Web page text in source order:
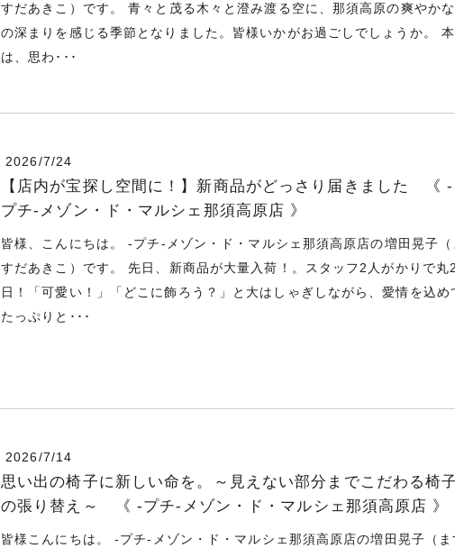
すだあきこ）です。 青々と茂る木々と澄み渡る空に、那須高原の爽やか
の深まりを感じる季節となりました。皆様いかがお過ごしでしょうか。
は、思わ･･･
2026/7/24
【店内が宝探し空間に！】新商品がどっさり届きました 《 -
プチ-メゾン・ド・マルシェ那須高原店 》
皆様、こんにちは。 -プチ-メゾン・ド・マルシェ那須高原店の増田晃子（
すだあきこ）です。 先日、新商品が大量入荷！。スタッフ2人がかりで丸
日！「可愛い！」「どこに飾ろう？」と大はしゃぎしながら、愛情を込め
たっぷりと･･･
2026/7/14
思い出の椅子に新しい命を。～見えない部分までこだわる椅
の張り替え～ 《 -プチ-メゾン・ド・マルシェ那須高原店 》
皆様こんにちは。 -プチ-メゾン・ド・マルシェ那須高原店の増田晃子（ま